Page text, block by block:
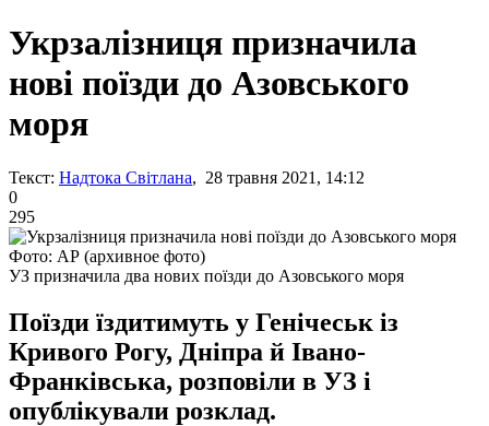
Укрзалізниця призначила
нові поїзди до Азовського
моря
Текст: Надтока Світлана, 28 травня 2021, 14:12
0
295
Фото: АР (архивное фото)
УЗ призначила два нових поїзди до Азовського моря
Поїзди їздитимуть у Генічеськ із
Кривого Рогу, Дніпра й Івано-
Франківська, розповіли в УЗ і
опублікували розклад.